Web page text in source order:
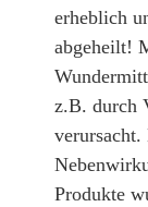
erheblich
abgeheilt!
z.B. durch
Produkte